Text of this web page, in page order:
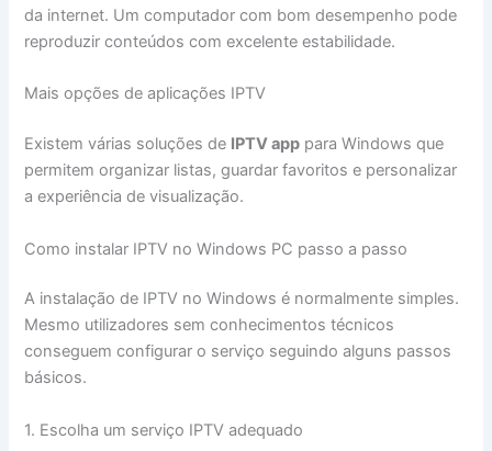
da internet. Um computador com bom desempenho pode
reproduzir conteúdos com excelente estabilidade.
Mais opções de aplicações IPTV
Existem várias soluções de IPTV app para Windows que
permitem organizar listas, guardar favoritos e personalizar
a experiência de visualização.
Como instalar IPTV no Windows PC passo a passo
A instalação de IPTV no Windows é normalmente simples.
Mesmo utilizadores sem conhecimentos técnicos
conseguem configurar o serviço seguindo alguns passos
básicos.
1. Escolha um serviço IPTV adequado